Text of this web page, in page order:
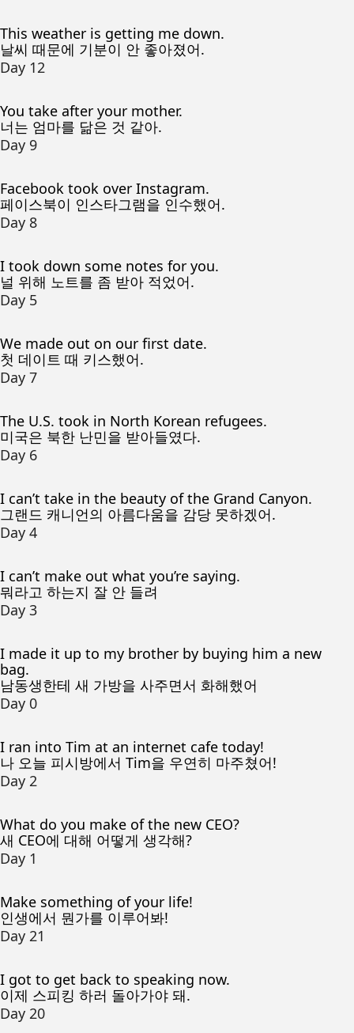
This weather is getting me down.
날씨 때문에 기분이 안 좋아졌어.
Day 12
You take after your mother.
너는 엄마를 닮은 것 같아.
Day 9
Facebook took over Instagram.
페이스북이 인스타그램을 인수했어.
Day 8
I took down some notes for you.
널 위해 노트를 좀 받아 적었어.
Day 5
We made out on our first date.
첫 데이트 때 키스했어.
Day 7
The U.S. took in North Korean refugees.
미국은 북한 난민을 받아들였다.
Day 6
I can’t take in the beauty of the Grand Canyon.
그랜드 캐니언의 아름다움을 감당 못하겠어.
Day 4
I can’t make out what you’re saying.
뭐라고 하는지 잘 안 들려
Day 3
I made it up to my brother by buying him a new
bag.
남동생한테 새 가방을 사주면서 화해했어
Day 0
I ran into Tim at an internet cafe today!
나 오늘 피시방에서 Tim을 우연히 마주쳤어!
Day 2
What do you make of the new CEO?
새 CEO에 대해 어떻게 생각해?
Day 1
Make something of your life!
인생에서 뭔가를 이루어봐!
Day 21
I got to get back to speaking now.
이제 스피킹 하러 돌아가야 돼.
Day 20